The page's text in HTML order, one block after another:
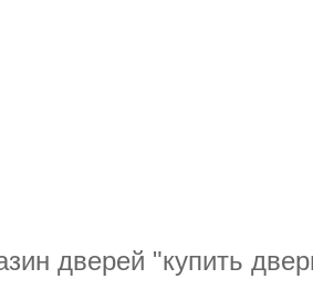
дверей "купить